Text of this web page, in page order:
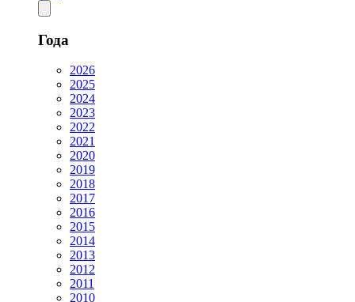
Года
2026
2025
2024
2023
2022
2021
2020
2019
2018
2017
2016
2015
2014
2013
2012
2011
2010